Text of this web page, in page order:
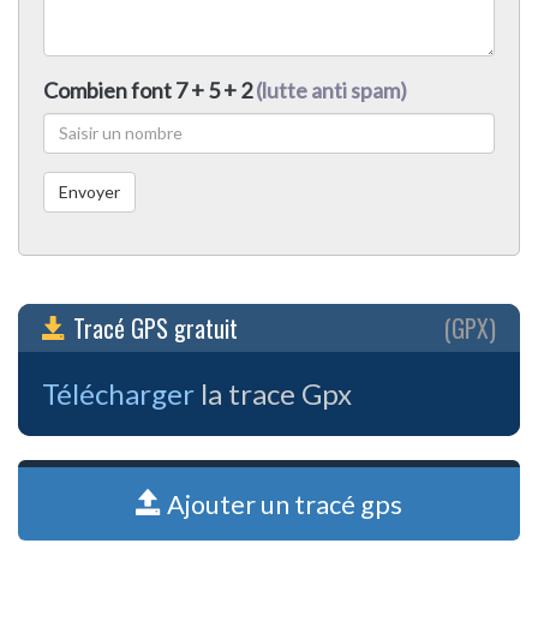
Combien font 7 + 5 + 2(lutte anti spam)
Tracé GPS gratuit (GPX)
Télécharger la trace Gpx
Ajouter un tracé gps